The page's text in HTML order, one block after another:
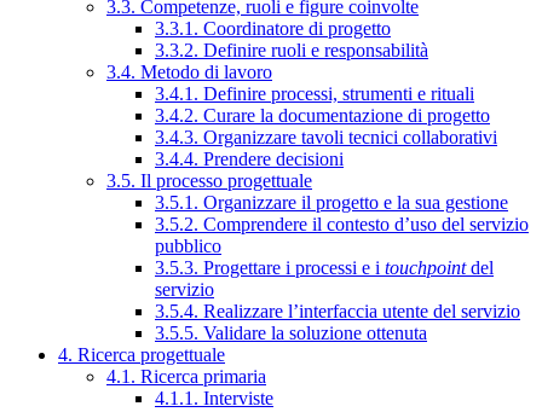
3.3. Competenze, ruoli e figure coinvolte
3.3.1. Coordinatore di progetto
3.3.2. Definire ruoli e responsabilità
3.4. Metodo di lavoro
3.4.1. Definire processi, strumenti e rituali
3.4.2. Curare la documentazione di progetto
3.4.3. Organizzare tavoli tecnici collaborativi
3.4.4. Prendere decisioni
3.5. Il processo progettuale
3.5.1. Organizzare il progetto e la sua gestione
3.5.2. Comprendere il contesto d’uso del servizio
pubblico
3.5.3. Progettare i processi e i touchpointdel
servizio
3.5.4. Realizzare l’interfaccia utente del servizio
3.5.5. Validare la soluzione ottenuta
4. Ricerca progettuale
4.1. Ricerca primaria
4.1.1. Interviste